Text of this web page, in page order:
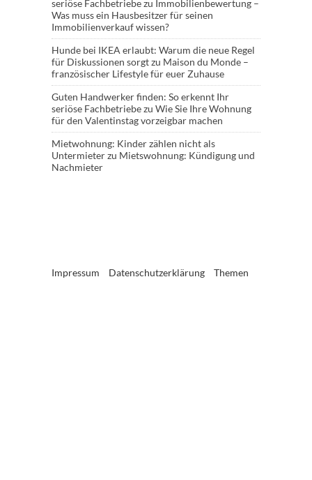
seriöse Fachbetriebezu Immobilienbewertung –
Was muss ein Hausbesitzer für seinen
Immobilienverkauf wissen?
Hunde bei IKEA erlaubt: Warum die neue Regel
für Diskussionen sorgtzu Maison du Monde –
französischer Lifestyle für euer Zuhause
Guten Handwerker finden: So erkennt Ihr
seriöse Fachbetriebezu Wie Sie Ihre Wohnung
für den Valentinstag vorzeigbar machen
Mietwohnung: Kinder zählen nicht als
Untermieterzu Mietswohnung: Kündigung und
Nachmieter
Impressum Datenschutzerklärung Themen